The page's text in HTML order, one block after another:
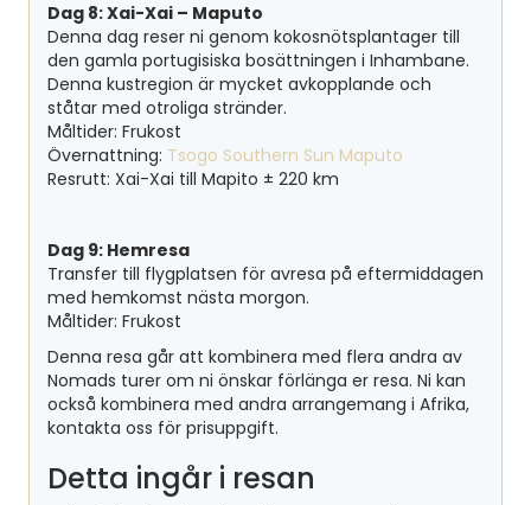
Dag 8: Xai-Xai – Maputo
Denna dag reser ni genom kokosnötsplantager till
den gamla portugisiska bosättningen i Inhambane.
Denna kustregion är mycket avkopplande och
ståtar med otroliga stränder.
Måltider: Frukost
Övernattning: Tsogo Southern Sun Maputo
Resrutt: Xai-Xai till Mapito ± 220 km
Dag 9: Hemresa
Transfer till flygplatsen för avresa på eftermiddagen
med hemkomst nästa morgon.
Måltider: Frukost
Denna resa går att kombinera med flera andra av
Nomads turer om ni önskar förlänga er resa. Ni kan
också kombinera med andra arrangemang i Afrika,
kontakta oss för prisuppgift.
Detta ingår i resan